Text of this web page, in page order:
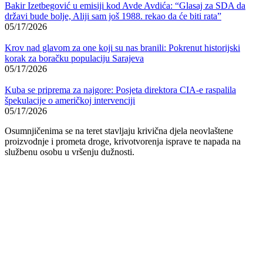
Bakir Izetbegović u emisiji kod Avde Avdića: “Glasaj za SDA da
državi bude bolje, Aliji sam još 1988. rekao da će biti rata”
05/17/2026
Krov nad glavom za one koji su nas branili: Pokrenut historijski
korak za boračku populaciju Sarajeva
05/17/2026
Kuba se priprema za najgore: Posjeta direktora CIA-e raspalila
špekulacije o američkoj intervenciji
05/17/2026
Osumnjičenima se na teret stavljaju krivična djela neovlaštene
proizvodnje i prometa droge, krivotvorenja isprave te napada na
službenu osobu u vršenju dužnosti.